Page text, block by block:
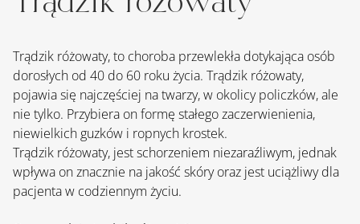
Trądzik różowaty, to choroba przewlekła dotykająca osób
dorosłych od 40 do 60 roku życia. Trądzik różowaty,
pojawia się najczęściej na twarzy, w okolicy policzków, ale
nie tylko. Przybiera on formę stałego zaczerwienienia,
niewielkich guzków i ropnych krostek.
Trądzik różowaty, jest schorzeniem niezaraźliwym, jednak
wpływa on znacznie na jakość skóry oraz jest uciążliwy dla
pacjenta w codziennym życiu.